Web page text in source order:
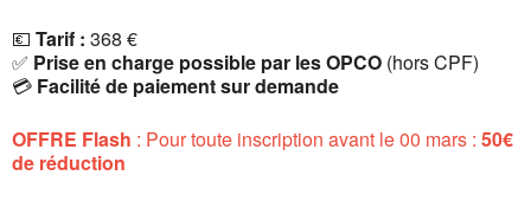
💶 Tarif : 368 €
✅ Prise en charge possible par les OPCO (hors CPF)
💳 Facilité de paiement sur demande
OFFRE Flash : Pour toute inscription avant le 00 mars : 50€
de réduction